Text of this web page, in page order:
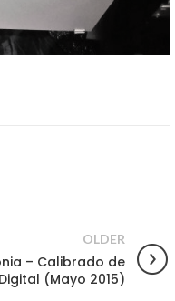
OLDER
– Calibrado de
(Mayo 2015)